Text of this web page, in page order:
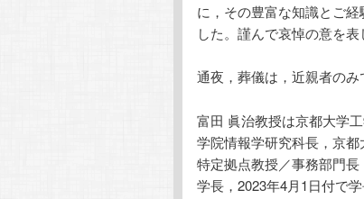
に，その豊富な知識とご
した。謹んで哀悼の意を表
通夜，葬儀は，近親者のみ
富田 眞治教授は京都大学
学院情報学研究科長，京
特定拠点教授／事務部門
学長，2023年4月1日付で学